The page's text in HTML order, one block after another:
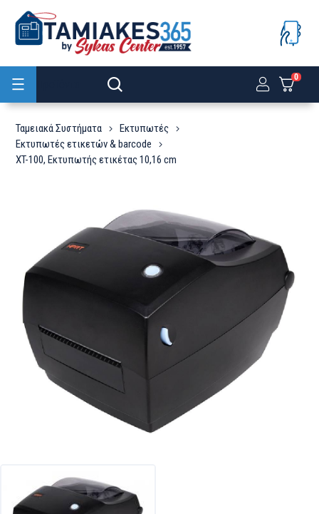
0
Ταμειακά Συστήματα
Εκτυπωτές
Εκτυπωτές ετικετών & barcode
XT-100, Εκτυπωτής ετικέτας 10,16 cm